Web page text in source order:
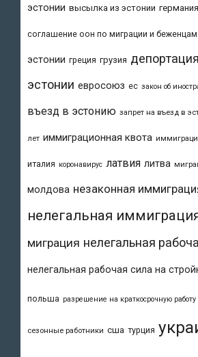
эстонии высылка из эстонии германия
соглашение оон по миграции и беженцам
эстонии греция грузия
эстонии евросоюз ес закон об
въезд в эстонию запрет на въезд в
лет иммиграционная квота
италия коронавирус латвия литва
молдова незаконная
нелегальная
миграция нелегальная
нелегальная рабочая сила на
польша разрешение на краткосрочную работу
сезонные работники сша турция